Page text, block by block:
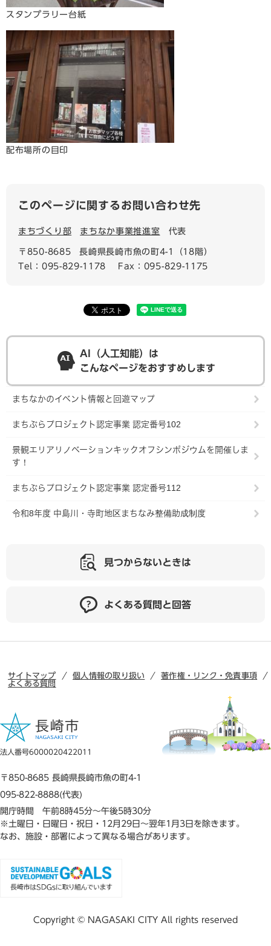
スタンプラリー台紙​
配布場所の目印
このページに関するお問い合わせ先
まちづくり部 まちなか事業推進室 代表
〒850-8685
長崎県長崎市魚の町4-1（18階）
Tel：095-829-1178
Fax：095-829-1175
AI（人工知能）は
こんなページをおすすめします
まちなかのイベント情報と回遊マップ
まちぶらプロジェクト認定事業 認定番号102
景観エリアリノベーションキックオフシンポジウムを開催しま
す！
まちぶらプロジェクト認定事業 認定番号112
令和8年度 中島川・寺町地区まちなみ整備助成制度
見つからないときは
よくある質問と回答
サイトマップ 個人情報の取り扱い
著作権・リンク・免責事項
よくある質問
法人番号6000020422011
〒850-8685 長崎県長崎市魚の町4-1
095-822-8888(代表)
開庁時間 午前8時45分～午後5時30分
※土曜日・日曜日・祝日・12月29日～翌年1月3日を除きます。
なお、施設・部署によって異なる場合があります。
Copyright © NAGASAKI CITY All rights reserved